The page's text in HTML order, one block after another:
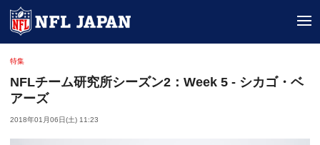
特集
NFLチーム研究所シーズン2：Week 5 - シカゴ・ベ
アーズ
2018年01月06日(土) 11:23